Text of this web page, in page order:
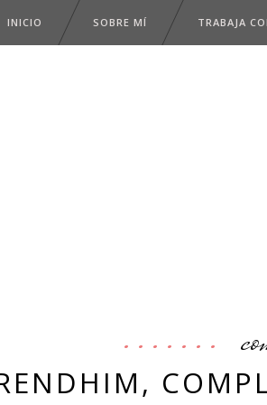
INICIO SOBRE MÍ TRABAJA